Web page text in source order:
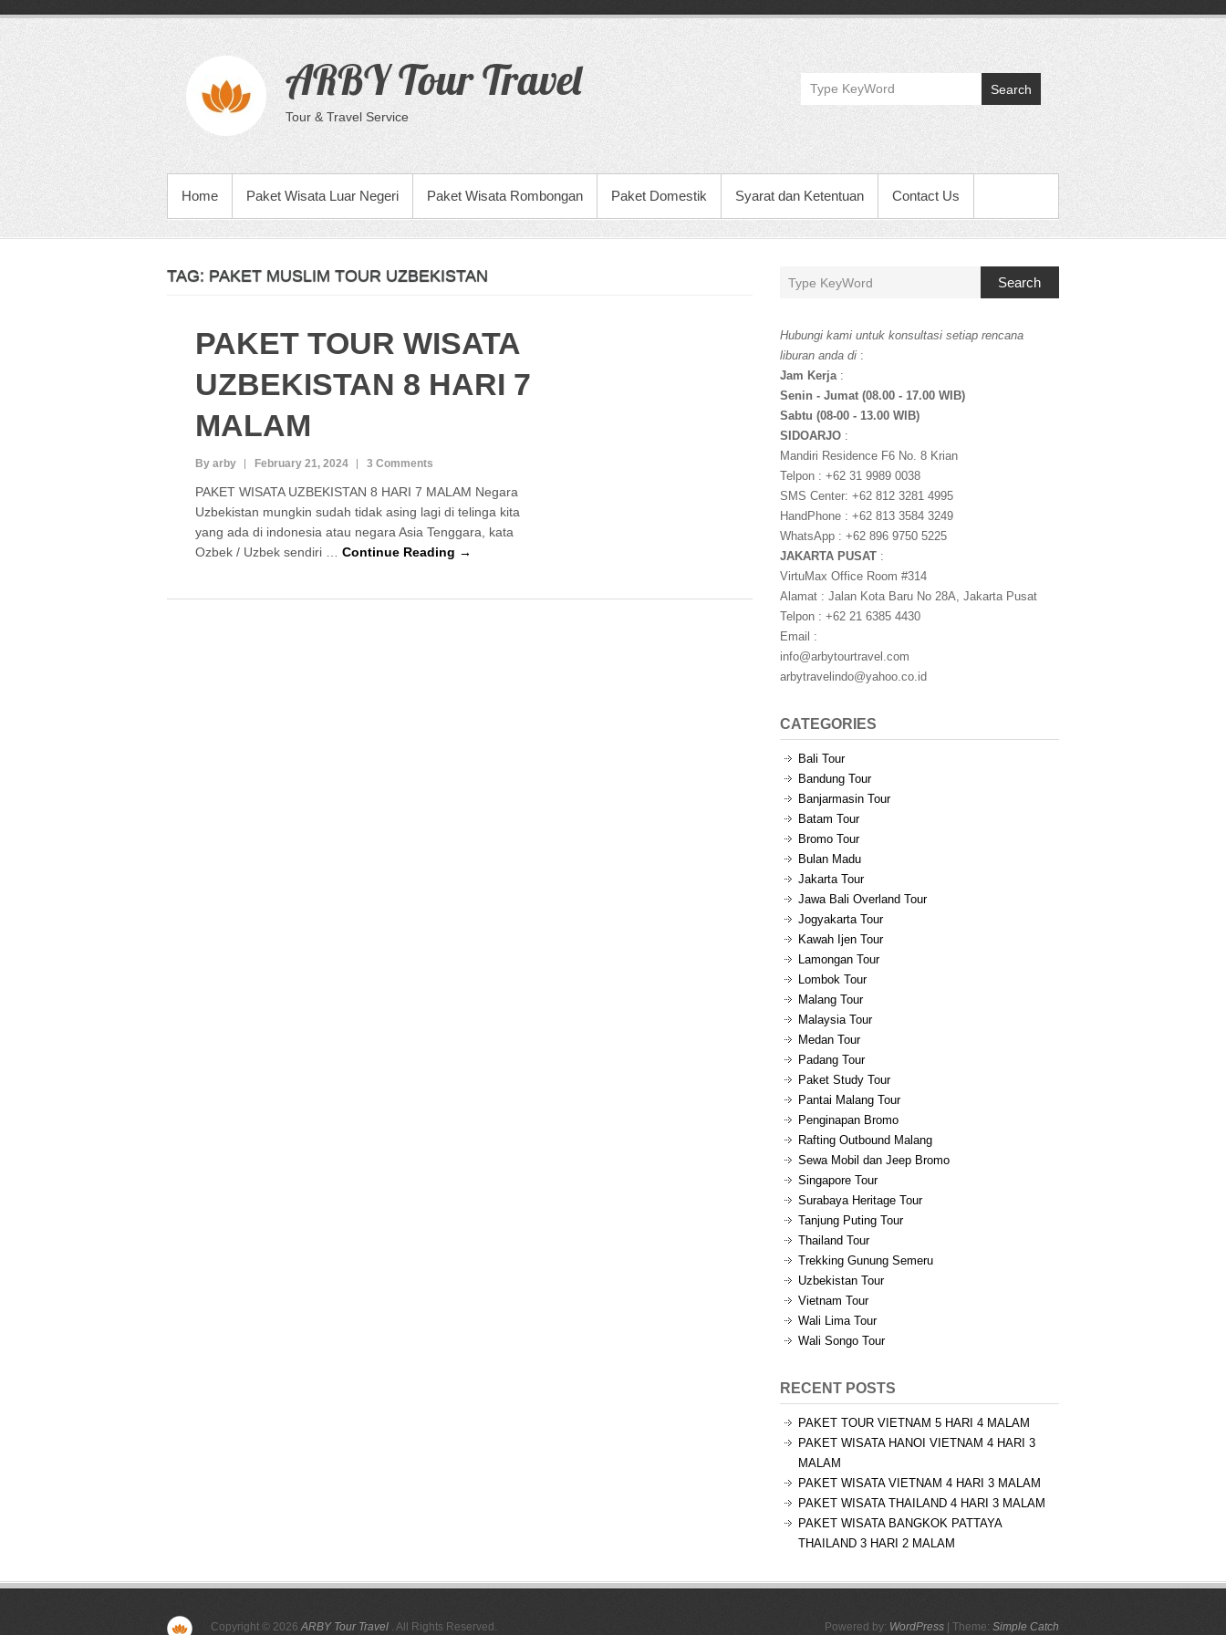
content
ARBY Tour Travel
Tour & Travel Service
Search
PRIMARY MENU
Home Paket Wisata Luar Negeri Paket Wisata Rombongan Paket Domestik Syarat dan Ketentuan Contact Us
TAG: PAKET MUSLIM TOUR UZBEKISTAN
PAKET TOUR WISATA
UZBEKISTAN 8 HARI 7
MALAM
By arby February 21, 2024 3 Comments
PAKET WISATA UZBEKISTAN 8 HARI 7 MALAM Negara
Uzbekistan mungkin sudah tidak asing lagi di telinga kita
yang ada di indonesia atau negara Asia Tenggara, kata
Ozbek / Uzbek sendiri … Continue Reading →
Search
Hubungi kami untuk konsultasi setiap rencana
liburan anda di :
Jam Kerja:
Senin - Jumat (08.00 - 17.00 WIB)
Sabtu (08-00 - 13.00 WIB)
SIDOARJO:
Mandiri Residence F6 No. 8 Krian
Telpon : +62 31 9989 0038
SMS Center: +62 812 3281 4995
HandPhone : +62 813 3584 3249
WhatsApp : +62 896 9750 5225
JAKARTA PUSAT :
VirtuMax Office Room #314
Alamat : Jalan Kota Baru No 28A, Jakarta Pusat
Telpon : +62 21 6385 4430
Email :
info@arbytourtravel.com
arbytravelindo@yahoo.co.id
CATEGORIES
Bali Tour
Bandung Tour
Banjarmasin Tour
Batam Tour
Bromo Tour
Bulan Madu
Jakarta Tour
Jawa Bali Overland Tour
Jogyakarta Tour
Kawah Ijen Tour
Lamongan Tour
Lombok Tour
Malang Tour
Malaysia Tour
Medan Tour
Padang Tour
Paket Study Tour
Pantai Malang Tour
Penginapan Bromo
Rafting Outbound Malang
Sewa Mobil dan Jeep Bromo
Singapore Tour
Surabaya Heritage Tour
Tanjung Puting Tour
Thailand Tour
Trekking Gunung Semeru
Uzbekistan Tour
Vietnam Tour
Wali Lima Tour
Wali Songo Tour
RECENT POSTS
PAKET TOUR VIETNAM 5 HARI 4 MALAM
PAKET WISATA HANOI VIETNAM 4 HARI 3
MALAM
PAKET WISATA VIETNAM 4 HARI 3 MALAM
PAKET WISATA THAILAND 4 HARI 3 MALAM
PAKET WISATA BANGKOK PATTAYA
THAILAND 3 HARI 2 MALAM
Copyright © 2026ARBY Tour Travel . All Rights Reserved. Powered by: WordPress | Theme: Simple Catch